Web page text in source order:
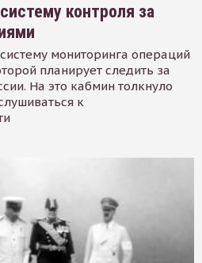
контроля за
мониторинга операций
планирует следить за
На это кабмин толкнуло
к